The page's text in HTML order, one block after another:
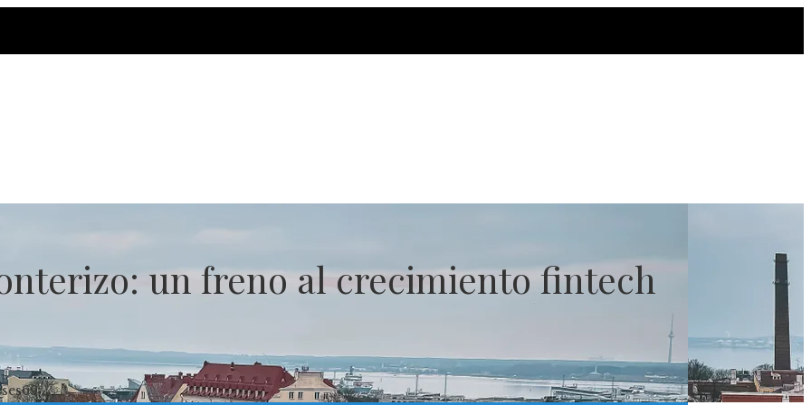
un freno al crecimiento fintech
69